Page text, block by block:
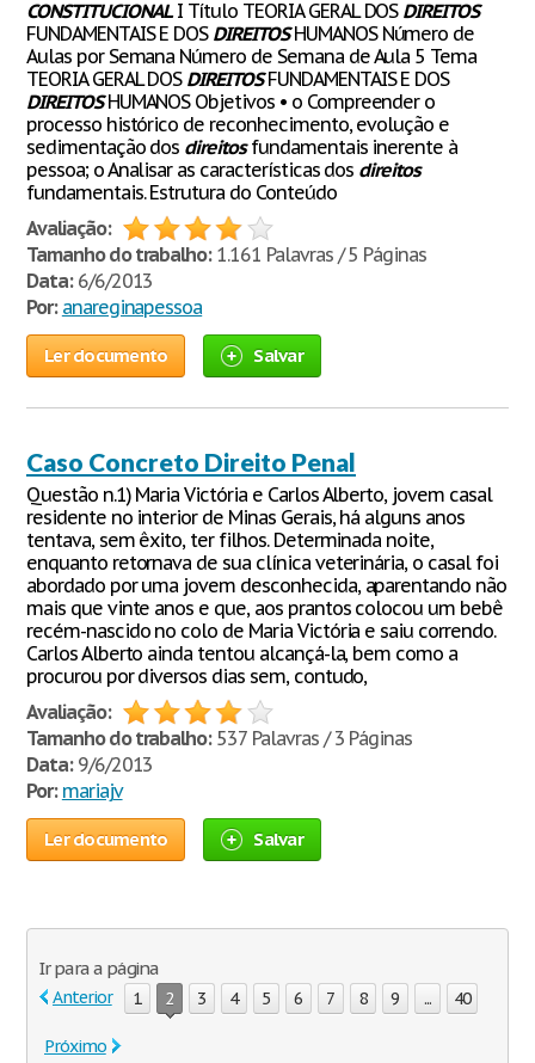
CONSTITUCIONALI Título TEORIA GERAL DOS DIREITOS
FUNDAMENTAIS E DOS DIREITOSHUMANOS Número de
Aulas por Semana Número de Semana de Aula 5 Tema
TEORIA GERAL DOS DIREITOSFUNDAMENTAIS E DOS
DIREITOSHUMANOS Objetivos • o Compreender o
processo histórico de reconhecimento, evolução e
sedimentação dos direitosfundamentais inerente à
pessoa; o Analisar as características dos direitos
fundamentais. Estrutura do Conteúdo
Avaliação:
Tamanho do trabalho:1.161 Palavras / 5 Páginas
Data:6/6/2013
Por: anareginapessoa
Ler documento Salvar
Caso Concreto Direito Penal
Questão n.1) Maria Victória e Carlos Alberto, jovem casal
residente no interior de Minas Gerais, há alguns anos
tentava, sem êxito, ter filhos. Determinada noite,
enquanto retornava de sua clínica veterinária, o casal foi
abordado por uma jovem desconhecida, aparentando não
mais que vinte anos e que, aos prantos colocou um bebê
recém-nascido no colo de Maria Victória e saiu correndo.
Carlos Alberto ainda tentou alcançá-la, bem como a
procurou por diversos dias sem, contudo,
Avaliação:
Tamanho do trabalho:537 Palavras / 3 Páginas
Data:9/6/2013
Por: mariajv
Ler documento Salvar
Ir para a página
Anterior 1 2 3 4 5 6 7 8 9 ... 40
Próximo